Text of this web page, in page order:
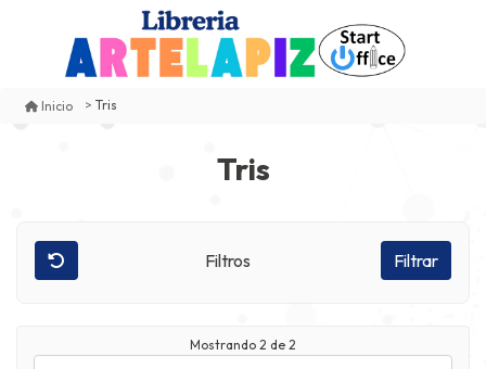
Inicio Tris
Tris
Filtros Filtrar
Mostrando 2 de 2